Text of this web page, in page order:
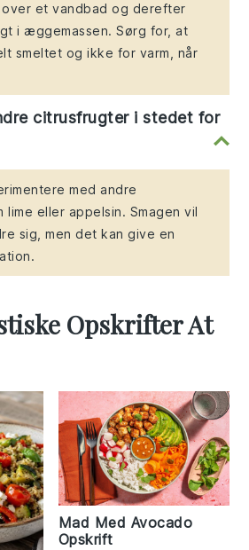
et vandbad og derefter
i æggemassen. Sørg for, at
smeltet og ikke for varm, når
citrusfrugter i stedet for
med andre
lime eller appelsin. Smagen vil
sig, men det kan give en
Opskrifter At
Mad Med Avocado
Opskrift